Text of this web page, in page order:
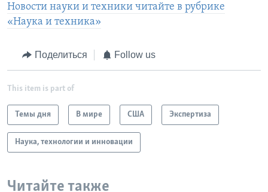
Новости науки и техники читайте в рубрике
«Наука и техника»
Поделиться Follow us
This item is part of
Темы дня В мире США Экспертиза
Наука, технологии и инновации
Читайте также